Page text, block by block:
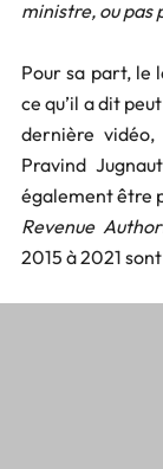
ministre, ou pas
Pour sa part, le
ce qu’il a dit
dernière
Pravind
également être
Revenue
2015 à 2021